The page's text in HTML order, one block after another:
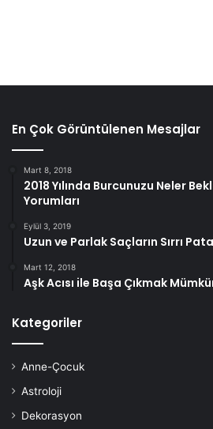
En Çok Görüntülenen Mesajlar
Mart 8, 2018
2018 Yılında Burcunuzu Neler
Yorumları
Eylül 3, 2019
Uzun ve Parlak Saçların Sırrı
Mart 12, 2018
Aşk Acısı ile Başa Çıkmak
Kategoriler
Anne-Çocuk
Astroloji
Dekorasyon